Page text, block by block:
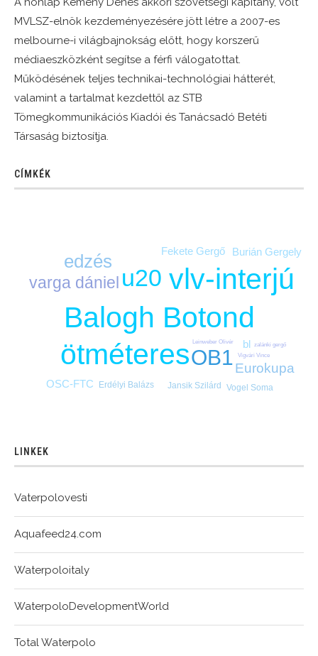
MVLSZ-elnök kezdeményezésére jött létre a 2007-es
melbourne-i világbajnokság előtt, hogy korszerű
médiaeszközként segítse a férfi válogatottat.
Működésének teljes technikai-technológiai hátterét,
valamint a tartalmat kezdettől az STB
Tömegkommunikációs Kiadói és Tanácsadó Betéti
Társaság biztosítja.
CÍMKÉK
Balogh Botond
vlv-interjú
ötméteres
u20
OB1
edzés
varga dániel
Eurokupa
bl
Burián Gergely
Fekete Gergő
OSC-FTC Erdélyi Balázs Jansik Szilárd Vogel Soma
Leinweber Olivér
Vigvári Vince
zalánki gergő
LINKEK
Vaterpolovesti
Aquafeed24.com
Waterpoloitaly
WaterpoloDevelopmentWorld
Total Waterpolo